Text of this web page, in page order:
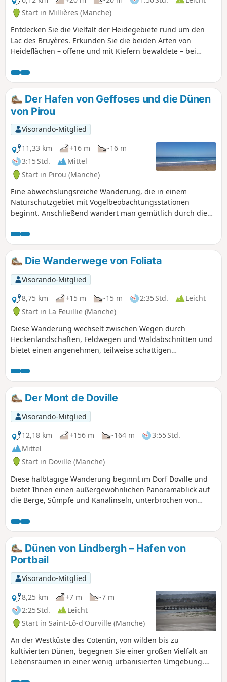
die Umgebung.
Start in Millières (Manche)
Entdecken Sie die Vielfalt der Heidegebiete rund um den
Lac des Bruyères. Erkunden Sie die beiden Arten von
Heideflächen – offene und mit Kiefern bewaldete – bei
heute ein Ausflugsziel für Familien ist.
Der Hafen von Geffoses und die Dünen
von Pirou
Visorando-Mitglied
11,33 km
+16 m
-16 m
3:15 Std.
Mittel
Start in Pirou (Manche)
Eine abwechslungsreiche Wanderung, die in einem
Naturschutzgebiet mit Vogelbeobachtungsstationen
beginnt. Anschließend wandert man gemütlich durch die
Wanderung verläuft am Meer und auf den Dünen, die es
überragen.
Die Wanderwege von Foliata
Visorando-Mitglied
8,75 km
+15 m -15 m 2:35 Std.
Leicht
Start in La Feuillie (Manche)
Diese Wanderung wechselt zwischen Wegen durch
Heckenlandschaften, Feldwegen und Waldabschnitten und
bietet einen angenehmen, teilweise schattigen
angelegte Weg führt zum See und bietet einen schönen
Blick auf die Feuchtgebiete und die Kirche von La Feuillie.
Der Mont de Doville
Visorando-Mitglied
12,18 km
+156 m -164 m
3:55 Std.
Mittel
Start in Doville (Manche)
Diese halbtägige Wanderung beginnt im Dorf Doville und
bietet Ihnen einen außergewöhnlichen Panoramablick auf
die Berge, Sümpfe und Kanalinseln, unterbrochen von
mit kargen, mit Ginster bewachsenen Heiden.
Dünen von Lindbergh – Hafen von
Portbail
Visorando-Mitglied
8,25 km
+7 m
-7 m
2:25 Std.
Leicht
Start in Saint-Lô-d'Ourville (Manche)
An der Westküste des Cotentin, von wilden bis zu
kultivierten Dünen, begegnen Sie einer großen Vielfalt an
Lebensräumen in einer wenig urbanisierten Umgebung.